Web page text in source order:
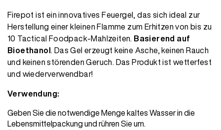
Firepot ist ein innovatives Feuergel, das sich ideal zur
Herstellung einer kleinen Flamme zum Erhitzen von bis zu
10 Tactical Foodpack-Mahlzeiten.
Basierend auf
Bioethanol
. Das Gel erzeugt keine Asche, keinen Rauch
und keinen störenden Geruch. Das Produkt ist wetterfest
und wiederverwendbar!
Verwendung:
Geben Sie die notwendige Menge kaltes Wasser in die
Lebensmittelpackung und rühren Sie um.